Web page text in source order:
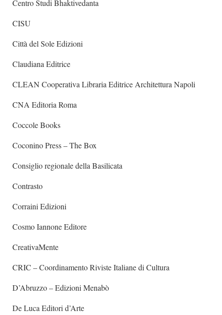
Centro Studi Bhaktivedanta
CISU
Città del Sole Edizioni
Claudiana Editrice
CLEAN Cooperativa Libraria Editrice Architettura Napoli
CNA Editoria Roma
Coccole Books
Coconino Press – The Box
Consiglio regionale della Basilicata
Contrasto
Corraini Edizioni
Cosmo Iannone Editore
CreativaMente
CRIC – Coordinamento Riviste Italiane di Cultura
D’Abruzzo – Edizioni Menabò
De Luca Editori d’Arte